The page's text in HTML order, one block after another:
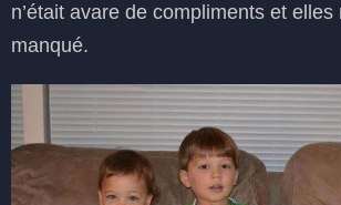
n’était avare de compliments et elles
manqué.